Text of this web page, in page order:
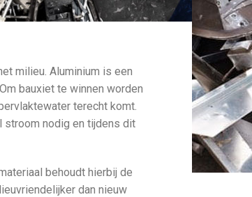
milieu. Aluminium is een
bauxiet te winnen worden
terecht komt.
stroom nodig en tijdens dit
behoudt hierbij de
dan nieuw